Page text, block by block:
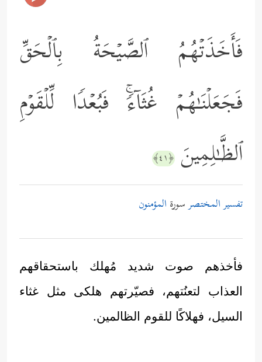
فَأَخَذَتۡهُمُ ٱلصَّیۡحَةُ بِٱلۡحَقِّ
فَجَعَلۡنَـٰهُمۡ غُثَاۤءࣰۚ فَبُعۡدࣰا لِّلۡقَوۡمِ
ٱلظَّـٰلِمِینَ ﴿٤١﴾
تفسير المختصرسورة المؤمنون
فأخذهم صوت شديد مُهلك باستحقاقهم
العذاب لتعنُتهم، فصيّرتهم هلكى مثل غثاء
السيل، فهلاكًا للقوم الظالمين.